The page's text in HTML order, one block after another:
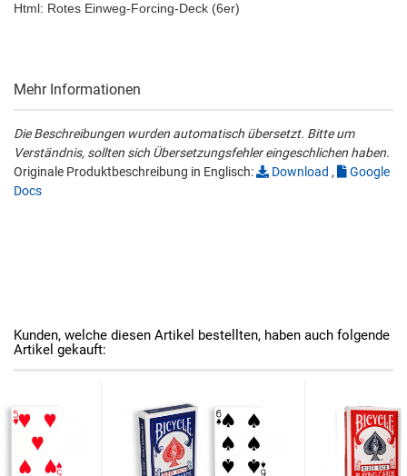
Html: Rotes Einweg-Forcing-Deck (6er)
Mehr Informationen
Die Beschreibungen wurden automatisch übersetzt. Bitte um
Verständnis, sollten sich Übersetzungsfehler eingeschlichen haben.
Originale Produktbeschreibung in Englisch:
Download ,
Google
Docs
Kunden, welche diesen Artikel bestellten, haben auch folgende
Artikel gekauft: